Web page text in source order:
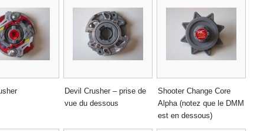
Devil Crusher – prise de
vue du dessous
Shooter Change Core
Alpha (notez que le DMM
est en dessous)